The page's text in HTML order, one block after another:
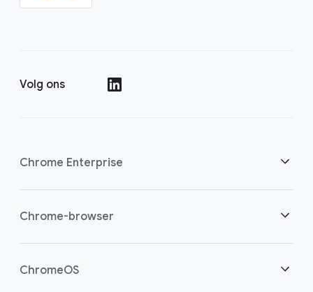
Volg ons
Chrome Enterprise
Beveiliging
Chrome-browser
Overzicht
ChromeOS